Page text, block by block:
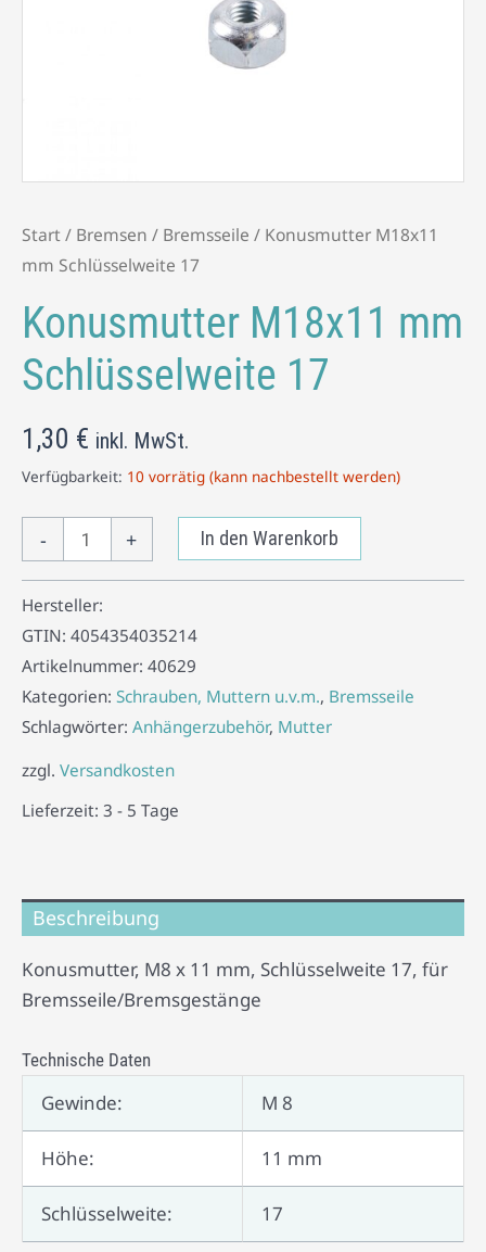
Start/ Bremsen / Bremsseile / Konusmutter M18x11
mm Schlüsselweite 17
Konusmutter M18x11 mm
Schlüsselweite 17
1,30 € inkl. MwSt.
Verfügbarkeit: 10 vorrätig (kann nachbestellt werden)
- + In den Warenkorb
Hersteller:
GTIN: 4054354035214
Artikelnummer: 40629
Kategorien: Schrauben, Muttern u.v.m., Bremsseile
Schlagwörter: Anhängerzubehör, Mutter
zzgl. Versandkosten
Lieferzeit: 3 - 5 Tage
Beschreibung
Konusmutter, M8 x 11 mm, Schlüsselweite 17, für
Bremsseile/Bremsgestänge
Technische Daten
Gewinde: M 8
Höhe: 11 mm
Schlüsselweite: 17